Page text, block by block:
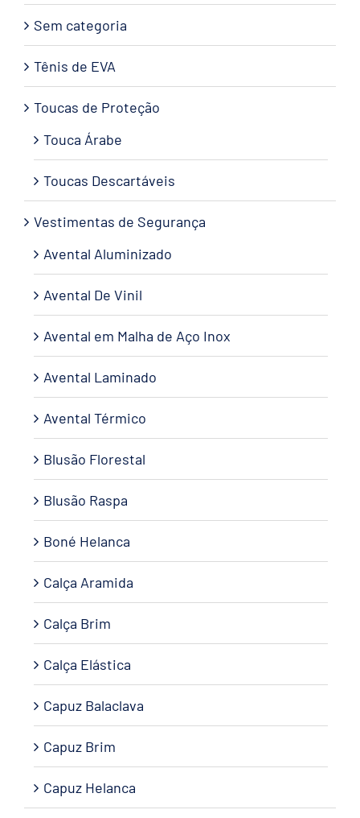
Sem categoria
Tênis de EVA
Toucas de Proteção
Touca Árabe
Toucas Descartáveis
Vestimentas de Segurança
Avental Aluminizado
Avental De Vinil
Avental em Malha de Aço Inox
Avental Laminado
Avental Térmico
Blusão Florestal
Blusão Raspa
Boné Helanca
Calça Aramida
Calça Brim
Calça Elástica
Capuz Balaclava
Capuz Brim
Capuz Helanca